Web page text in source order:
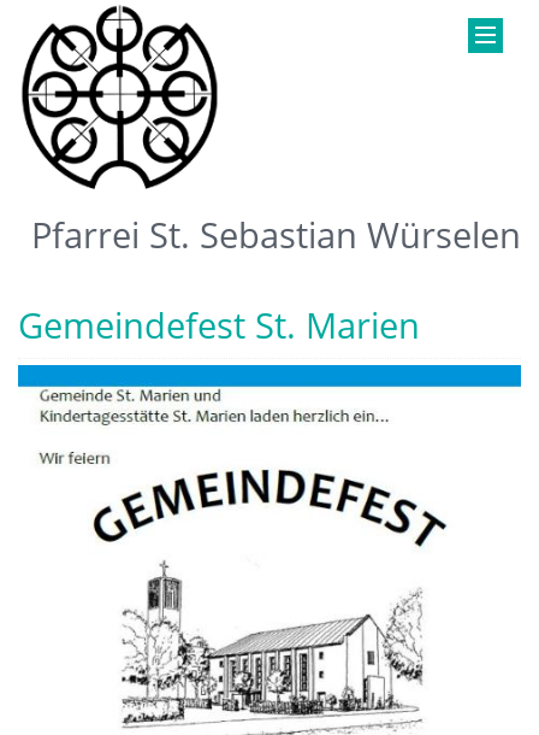
Pfarrei St. Sebastian Würselen
Gemeindefest St. Marien